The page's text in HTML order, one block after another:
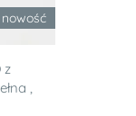
nowość
z
,